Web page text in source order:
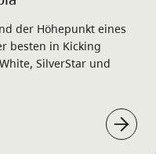
der Höhepunkt eines
besten in Kicking
SilverStar und